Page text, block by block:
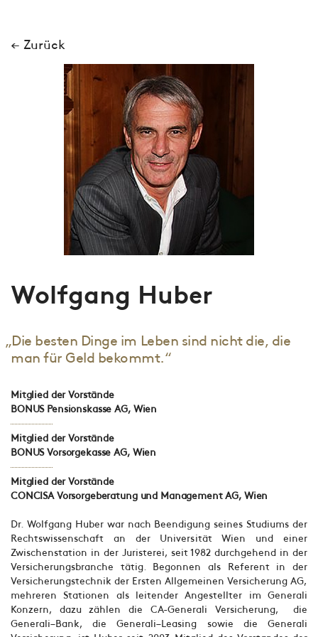
← Zurück
Wolfgang Huber
„Die besten Dinge im Leben sind nicht die, die
man für Geld bekommt.“
Mitglied der Vorstände
BONUS Pensionskasse AG, Wien
Mitglied der Vorstände
BONUS Vorsorgekasse AG, Wien
Mitglied der Vorstände
CONCISA Vorsorgeberatung und Management AG, Wien
Dr. Wolfgang Huber war nach Beendigung seines Studiums der
Rechtswissenschaft an der Universität Wien und einer
Zwischenstation in der Juristerei, seit 1982 durchgehend in der
Versicherungsbranche tätig. Begonnen als Referent in der
Versicherungstechnik der Ersten Allgemeinen Versicherung AG,
mehreren Stationen als leitender Angestellter im Generali
Konzern, dazu zählen die CA-Generali Versicherung, die
Generali–Bank, die Generali–Leasing sowie die Generali